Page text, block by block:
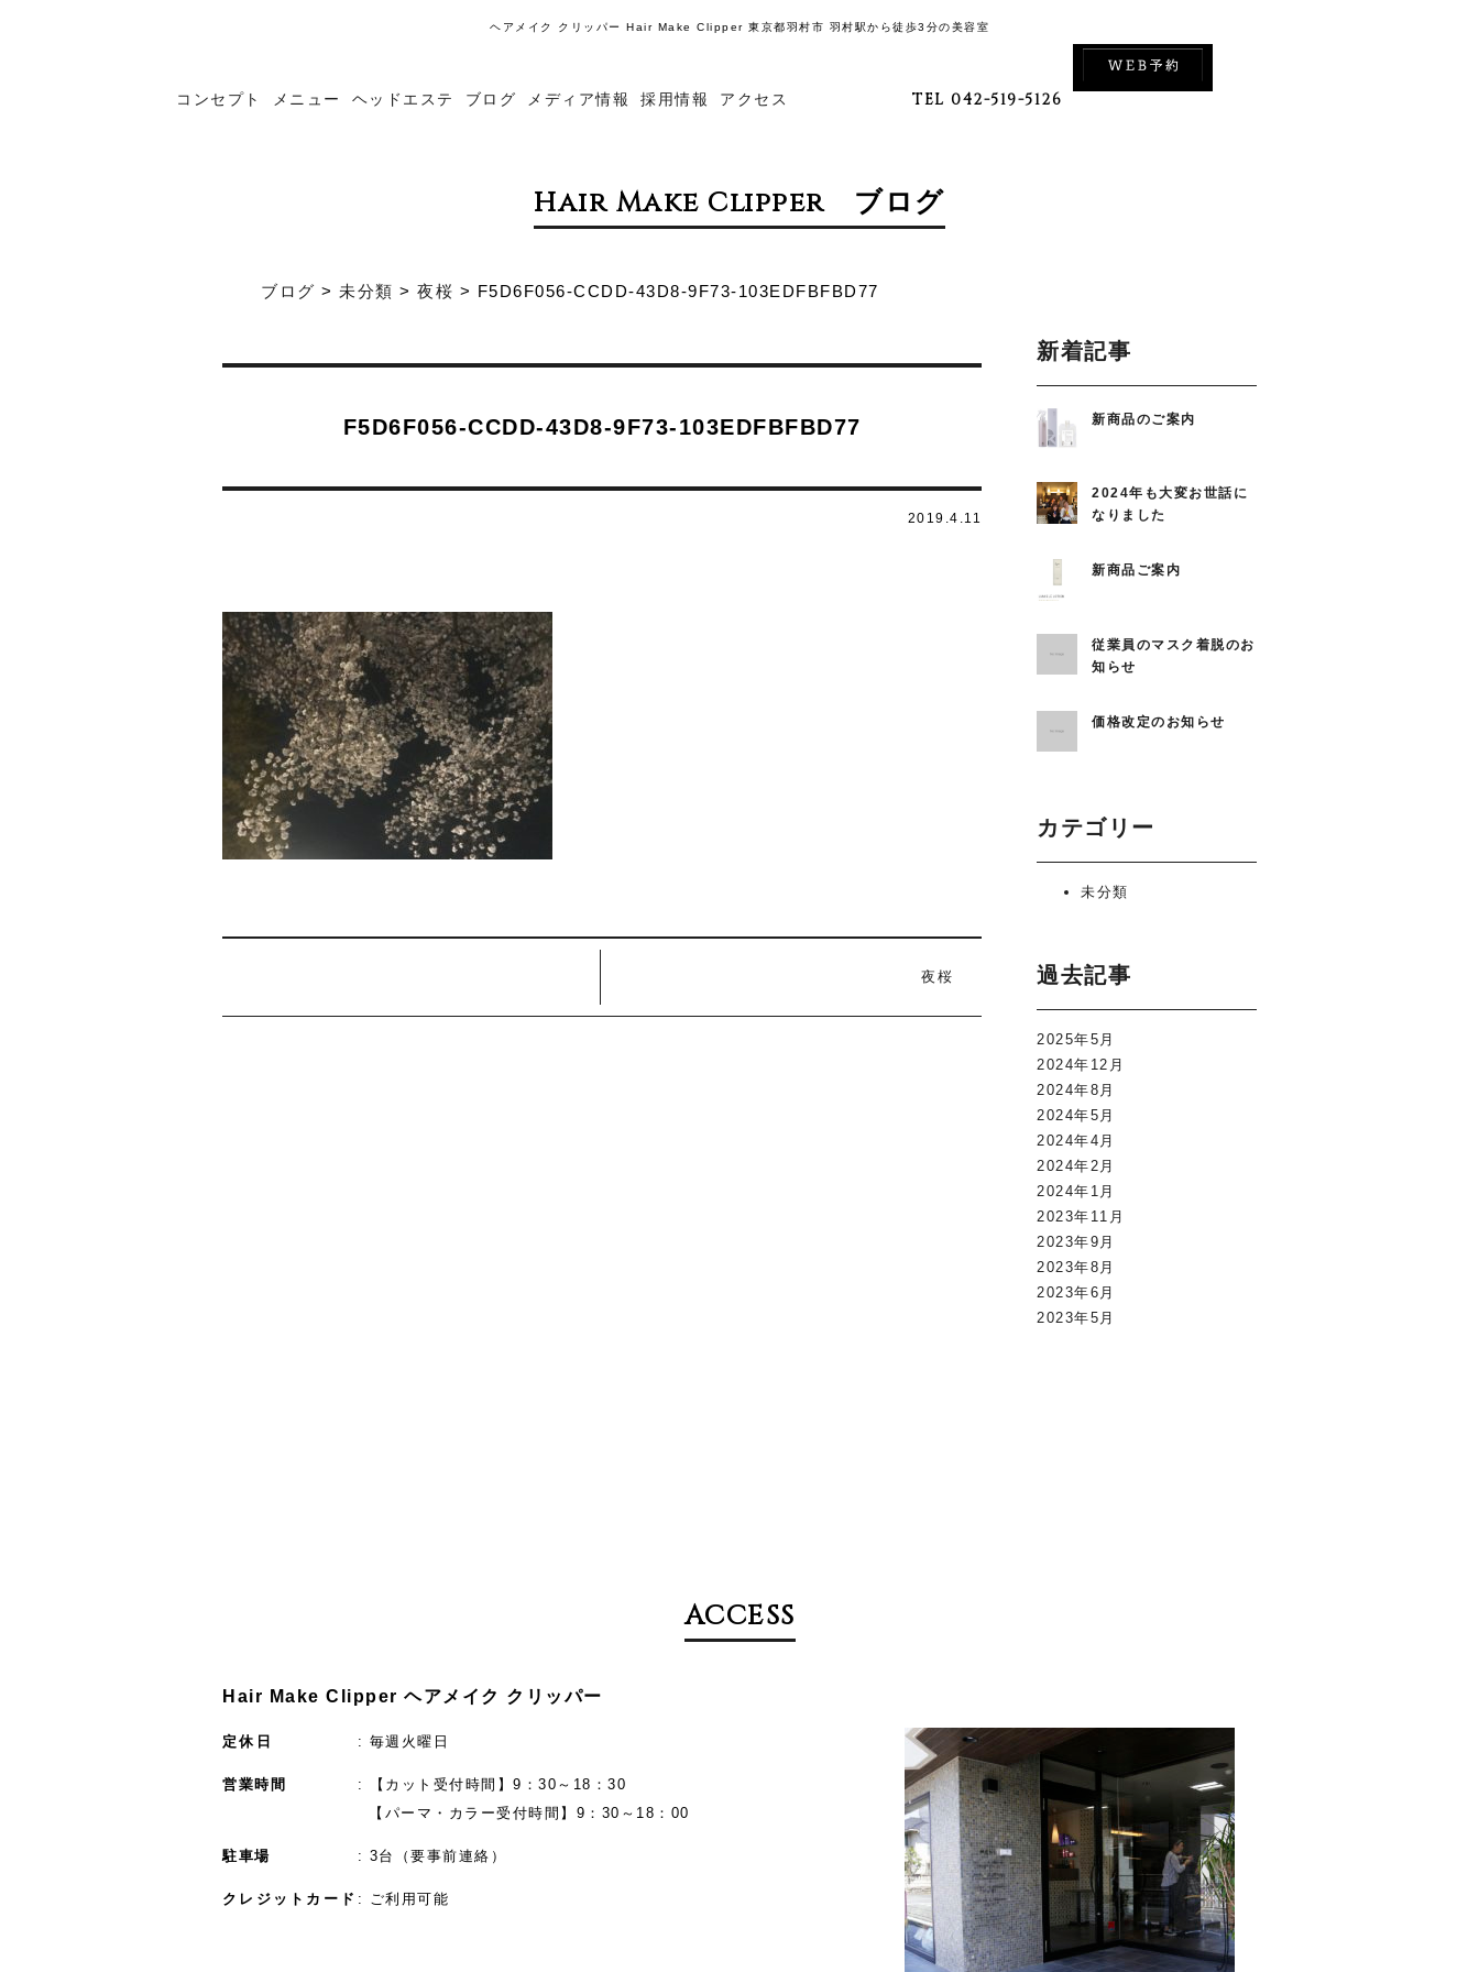
ヘアメイク クリッパー Hair Make Clipper 東京都羽村市 羽村駅から徒歩3分の美容室
コンセプト メニュー ヘッドエステ ブログ メディア情報 採用情報 アクセス TEL 042-519-5126
Hair Make Clipper ブログ
ブログ > 未分類 > 夜桜 > F5D6F056-CCDD-43D8-9F73-103EDFBFBD77
F5D6F056-CCDD-43D8-9F73-103EDFBFBD77
2019.4.11
夜桜
新着記事
新商品のご案内
2024年も大変お世話に
なりました
新商品ご案内
従業員のマスク着脱のお
知らせ
価格改定のお知らせ
カテゴリー
未分類
過去記事
2025年5月
2024年12月
2024年8月
2024年5月
2024年4月
2024年2月
2024年1月
2023年11月
2023年9月
2023年8月
2023年6月
2023年5月
ACCESS
Hair Make Clipper ヘアメイク クリッパー
定休日 毎週火曜日
営業時間
【カット受付時間】9：30～18：30
【パーマ・カラー受付時間】9：30～18：00
駐車場 3台（要事前連絡）
クレジットカード ご利用可能